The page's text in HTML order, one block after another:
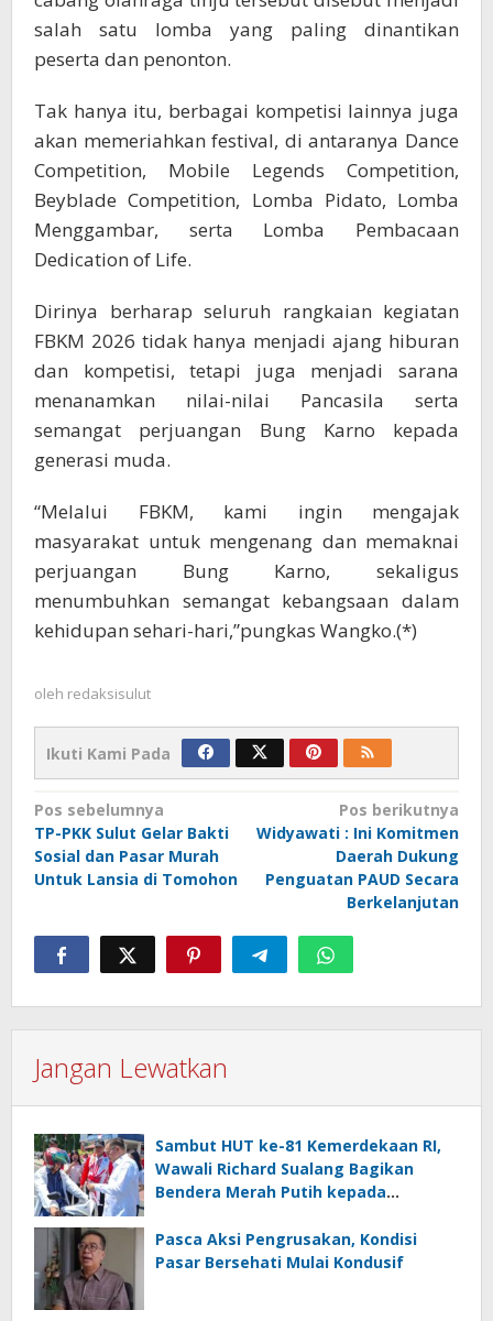
salah satu lomba yang paling dinantikan
peserta dan penonton.
Tak hanya itu, berbagai kompetisi lainnya juga
akan memeriahkan festival, di antaranya Dance
Competition, Mobile Legends Competition,
Beyblade Competition, Lomba Pidato, Lomba
Menggambar, serta Lomba Pembacaan
Dedication of Life.
Dirinya berharap seluruh rangkaian kegiatan
FBKM 2026 tidak hanya menjadi ajang hiburan
dan kompetisi, tetapi juga menjadi sarana
menanamkan nilai-nilai Pancasila serta
semangat perjuangan Bung Karno kepada
generasi muda.
“Melalui FBKM, kami ingin mengajak
masyarakat untuk mengenang dan memaknai
perjuangan Bung Karno, sekaligus
menumbuhkan semangat kebangsaan dalam
kehidupan sehari-hari,”pungkas Wangko.(*)
oleh redaksisulut
Ikuti Kami Pada
Navigasi
pos
Pos sebelumnya
TP-PKK Sulut Gelar Bakti
Sosial dan Pasar Murah
Untuk Lansia di Tomohon
Pos berikutnya
Widyawati : Ini Komitmen
Daerah Dukung
Penguatan PAUD Secara
Berkelanjutan
Jangan Lewatkan
Sambut HUT ke-81 Kemerdekaan RI,
Wawali Richard Sualang Bagikan
Bendera Merah Putih kepada
Pasca Aksi Pengrusakan, Kondisi
Pasar Bersehati Mulai Kondusif